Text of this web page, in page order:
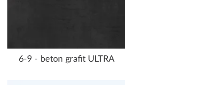
6-9 - beton grafit ULTRA